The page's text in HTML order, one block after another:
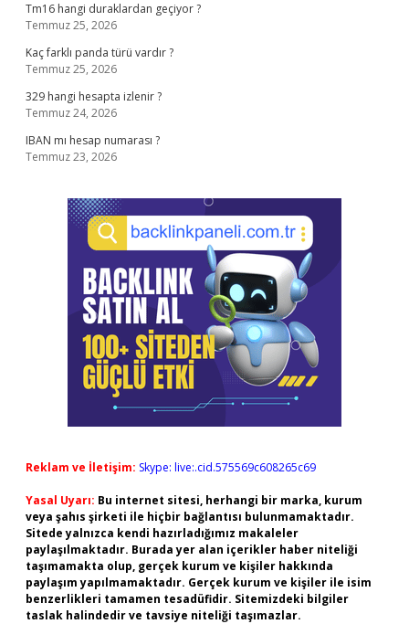
Tm16 hangi duraklardan geçiyor ?
Temmuz 25, 2026
Kaç farklı panda türü vardır ?
Temmuz 25, 2026
329 hangi hesapta izlenir ?
Temmuz 24, 2026
IBAN mı hesap numarası ?
Temmuz 23, 2026
Reklam ve İletişim: Skype: live:.cid.575569c608265c69
Yasal Uyarı: Bu internet sitesi, herhangi bir marka, kurum
veya şahıs şirketi ile hiçbir bağlantısı bulunmamaktadır.
Sitede yalnızca kendi hazırladığımız makaleler
paylaşılmaktadır. Burada yer alan içerikler haber niteliği
taşımamakta olup, gerçek kurum ve kişiler hakkında
paylaşım yapılmamaktadır. Gerçek kurum ve kişiler ile isim
benzerlikleri tamamen tesadüfidir. Sitemizdeki bilgiler
taslak halindedir ve tavsiye niteliği taşımazlar.